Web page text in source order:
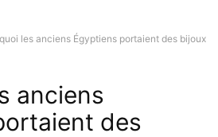
les anciens Égyptiens portaient des bijoux
anciens
des